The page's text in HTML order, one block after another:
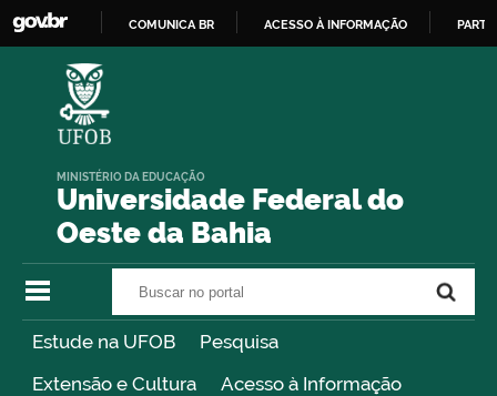
COMUNICA BR ACESSO À INFORMAÇÃO
Universidade Federal do
Oeste da Bahia
MINISTÉRIO DA EDUCAÇÃO
Estude na UFOB
Pesquisa
Extensão e Cultura
Acesso à Informação